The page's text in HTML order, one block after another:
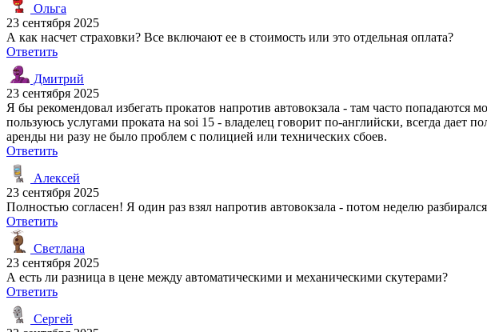
Ольга
23 сентября 2025
А как насчет страховки? Все включают ее в стоимость или это отдельная оплата?
Ответить
Дмитрий
23 сентября 2025
Я бы рекомендовал избегать прокатов напротив автовокзала - там часто
пользуюсь услугами проката на soi 15 - владелец говорит по-английски, всегда дает
аренды ни разу не было проблем с полицией или технических сбоев.
Ответить
Алексей
23 сентября 2025
Полностью согласен! Я один раз взял напротив автовокзала - потом неделю
Ответить
Светлана
23 сентября 2025
А есть ли разница в цене между автоматическими и механическими скутерами?
Ответить
Сергей